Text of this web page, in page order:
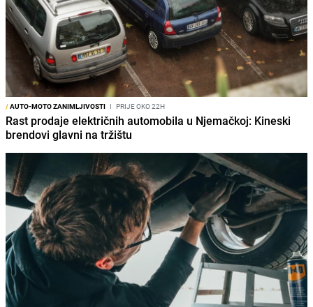
/AUTO-MOTO ZANIMLJIVOSTI I PRIJE OKO 22H
Rast prodaje električnih automobila u Njemačkoj: Kineski
brendovi glavni na tržištu